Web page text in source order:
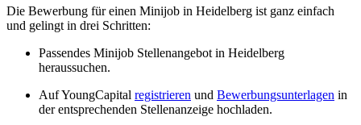
Die Bewerbung für einen Minijob in Heidelberg ist ganz einfach
und gelingt in drei Schritten:
Passendes Minijob Stellenangebot in Heidelberg
heraussuchen.
Auf YoungCapital registrieren und Bewerbungsunterlagen in
der entsprechenden Stellenanzeige hochladen.